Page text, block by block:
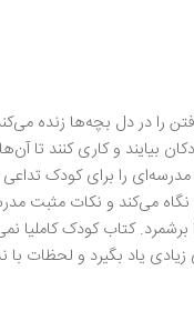
در دل بچه‌ها زنده
بیایند و کاری کنند تا
را برای کودک
می‌کند و نکات مثبت
کتاب کودک کاملیا
یاد بگیرد و لحظات با